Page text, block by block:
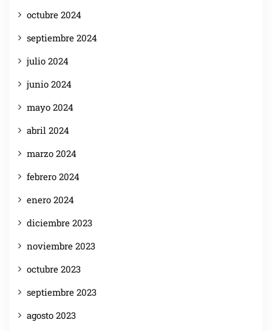
octubre 2024
septiembre 2024
julio 2024
junio 2024
mayo 2024
abril 2024
marzo 2024
febrero 2024
enero 2024
diciembre 2023
noviembre 2023
octubre 2023
septiembre 2023
agosto 2023